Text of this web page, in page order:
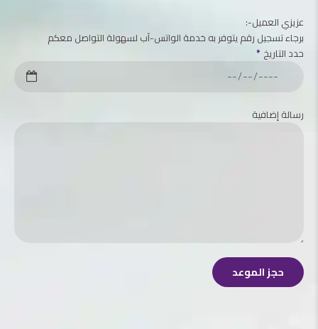
:-عزيزي العميل
برجاء تسجيل رقم يتوفر به خدمة الواتس-آب لسهولة التواصل معكم
حدد التاريخ
رسالة إضافية